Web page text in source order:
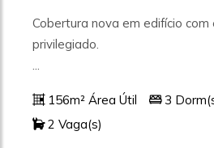
Cobertura nova em edifício com
privilegiado.
...
156m² Área Útil 3
2 Vaga(s)